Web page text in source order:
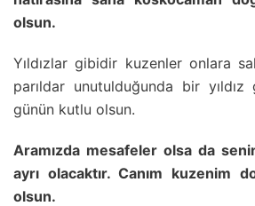
olsun.
Yıldızlar gibidir kuzenler onlara
parıldar unutulduğunda bir
günün kutlu olsun.
Aramızda mesafeler olsa da
ayrı olacaktır. Canım kuzenim
olsun.